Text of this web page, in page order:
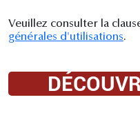
Veuillez consulter la
générales d'utilisations.